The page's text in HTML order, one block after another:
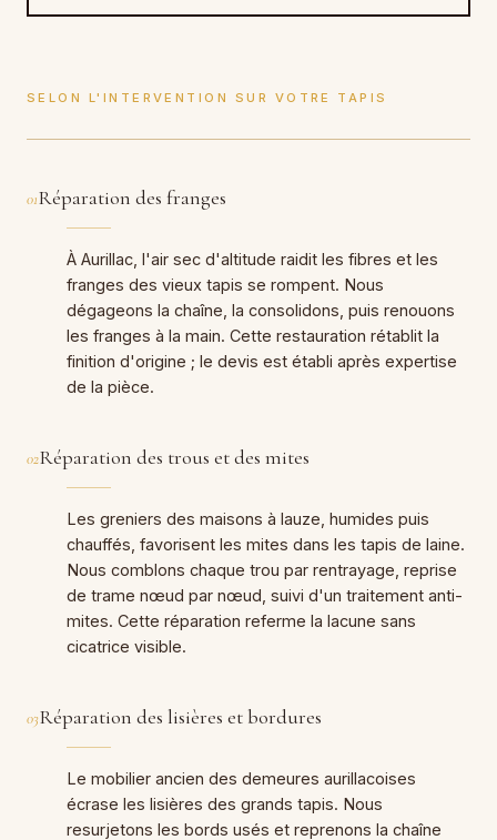
SELON L'INTERVENTION SUR VOTRE TAPIS
01Réparation des franges
À Aurillac, l'air sec d'altitude raidit les fibres et les
franges des vieux tapis se rompent. Nous
dégageons la chaîne, la consolidons, puis renouons
les franges à la main. Cette restauration rétablit la
finition d'origine ; le devis est établi après expertise
de la pièce.
02Réparation des trous et des mites
Les greniers des maisons à lauze, humides puis
chauffés, favorisent les mites dans les tapis de laine.
Nous comblons chaque trou par rentrayage, reprise
de trame nœud par nœud, suivi d'un traitement anti-
mites. Cette réparation referme la lacune sans
cicatrice visible.
03Réparation des lisières et bordures
Le mobilier ancien des demeures aurillacoises
écrase les lisières des grands tapis. Nous
resurjetons les bords usés et reprenons la chaîne